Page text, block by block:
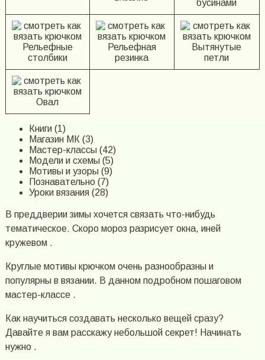
бусинами
Рельефные
столбики
Рельефная
резинка
Вытянутые
петли
Овал
Книги (1)
Магазин МК (3)
Мастер-классы (42)
Модели и схемы (5)
Мотивы и узоры (9)
Познавательно (7)
Уроки вязания (28)
В преддверии зимы хочется связать что-нибудь
тематическое. Скоро мороз разрисует окна, иней
кружевом .
Круглые мотивы крючком очень разнообразны и
популярны в вязании. В данном подробном пошаговом
мастер-классе .
Как научиться создавать несколько вещей сразу?
Давайте я вам расскажу небольшой секрет! Начинать
нужно .